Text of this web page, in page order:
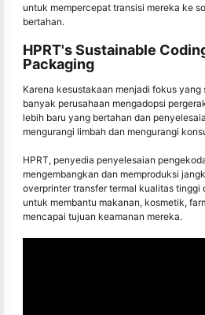
untuk mempercepat transisi mereka ke
bertahan.
HPRT's Sustainable
Packaging
Karena kesustakaan menjadi fokus
banyak perusahaan mengadopsi
lebih baru yang bertahan dan
mengurangi limbah dan mengurangi
HPRT, penyedia penyelesaian
mengembangkan dan memproduksi
overprinter transfer termal kualitas tinggi
untuk membantu makanan, kosmetik,
mencapai tujuan keamanan mereka.